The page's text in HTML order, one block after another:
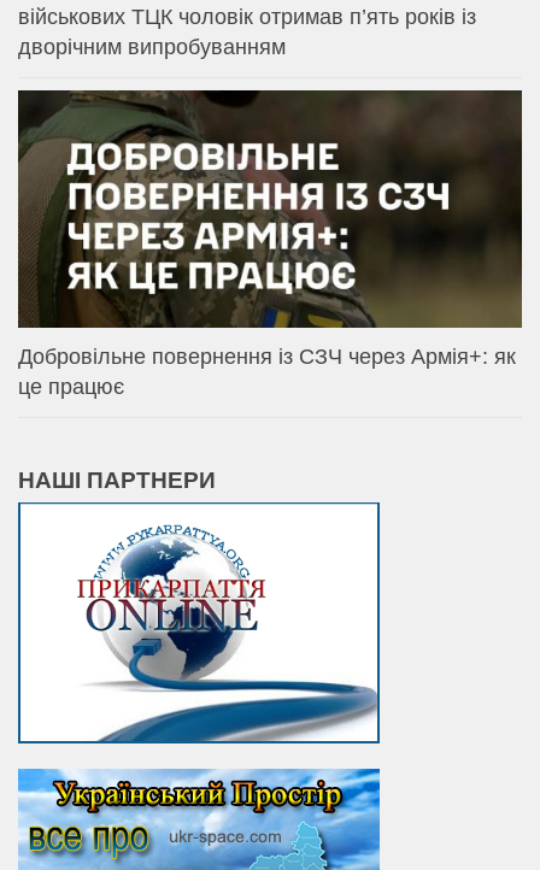
військових ТЦК чоловік отримав п’ять років із
дворічним випробуванням
Добровільне повернення із СЗЧ через Армія+: як
це працює
НАШІ ПАРТНЕРИ